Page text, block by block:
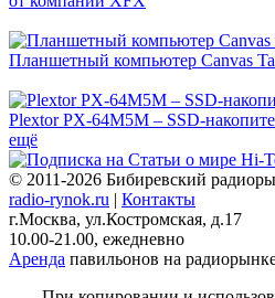
Планшетный компьютер Canvas
Plextor PX-64M5M – SSD-
ещё
© 2011-2026 Бибиревский
radio-rynok.ru | Контакты
г.Москва, ул.Костромская, д.17
10.00-21.00, ежедневно
Аренда павильонов на